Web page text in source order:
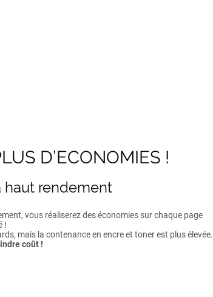
D’ECONOMIES !
rendement
vous réaliserez des économies sur chaque page
!
mais la contenance en encre et toner est plus élevée.
coût !